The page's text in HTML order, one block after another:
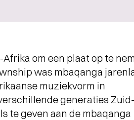
om een plaat op te
was mbaqanga
muziekvorm in
generaties Zuid-
te geven aan de mbaqanga